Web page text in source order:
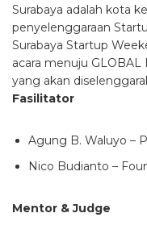
Surabaya adalah kota
penyelenggaraan
Surabaya Startup
acara menuju GLOBAL
yang akan
Fasilitator
Agung B. Waluyo –
Nico Budianto –
Mentor & Judge